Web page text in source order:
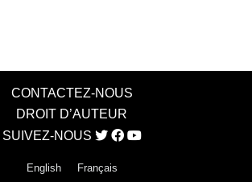
CONTACTEZ-NOUS
DROIT D’AUTEUR
SUIVEZ-NOUS
English Français